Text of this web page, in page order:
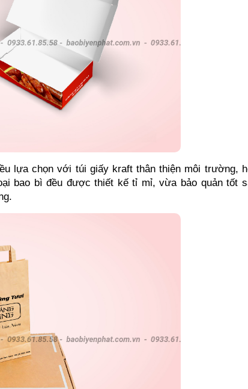
lựa chọn với túi giấy kraft thân thiện môi trường,
bao bì đều được thiết kế tỉ mỉ, vừa bảo quản tốt